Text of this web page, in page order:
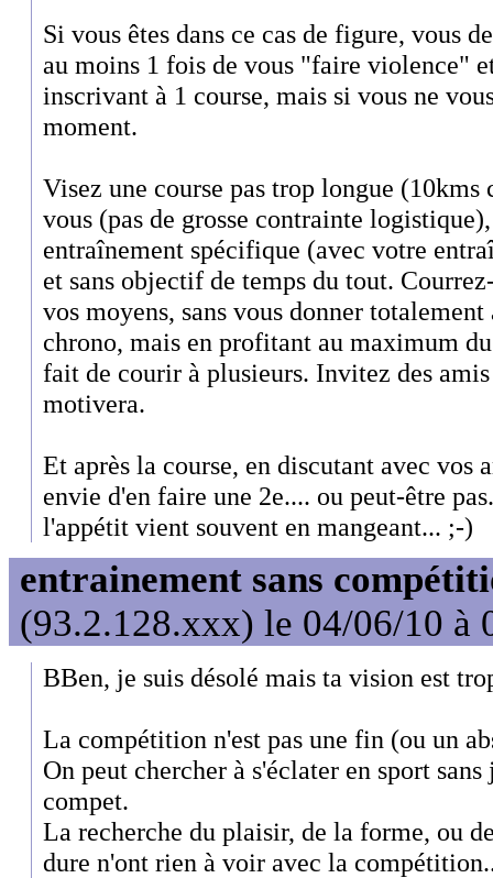
Si vous êtes dans ce cas de figure, vous
au moins 1 fois de vous "faire violence"
inscrivant à 1 course, mais si vous ne
moment.
Visez une course pas trop longue (10kms
vous (pas de grosse contrainte
entraînement spécifique (avec votre
et sans objectif de temps du tout.
vos moyens, sans vous donner totalement
chrono, mais en profitant au maximum
fait de courir à plusieurs. Invitez des
motivera.
Et après la course, en discutant avec vos
envie d'en faire une 2e.... ou peut-être
l'appétit vient souvent en mangeant... ;-)
entrainement sans
(93.2.128.xxx) le 04/06/10 à
BBen, je suis désolé mais ta vision est
La compétition n'est pas une fin (ou un
On peut chercher à s'éclater en sport
compet.
La recherche du plaisir, de la forme, ou
dure n'ont rien à voir avec la